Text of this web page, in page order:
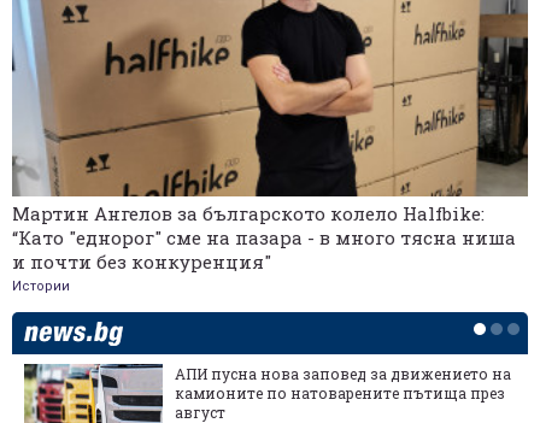
Мартин Ангелов за българското колело Halfbike:
“Като "еднорог" сме на пазара - в много тясна ниша
и почти без конкуренция"
Истории
АПИ пусна нова заповед за движението на
камионите по натоварените пътища през
август